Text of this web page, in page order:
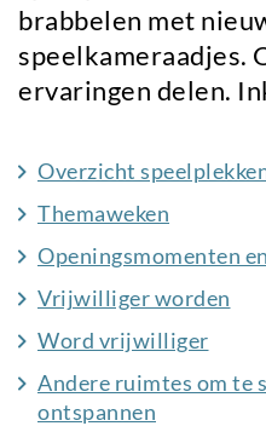
brabbelen met
speelkameraadjes.
ervaringen delen.
Overzicht
Themaweken
Openingsmomenten
Vrijwilliger worden
Word vrijwilliger
Andere ruimtes om te
ontspannen